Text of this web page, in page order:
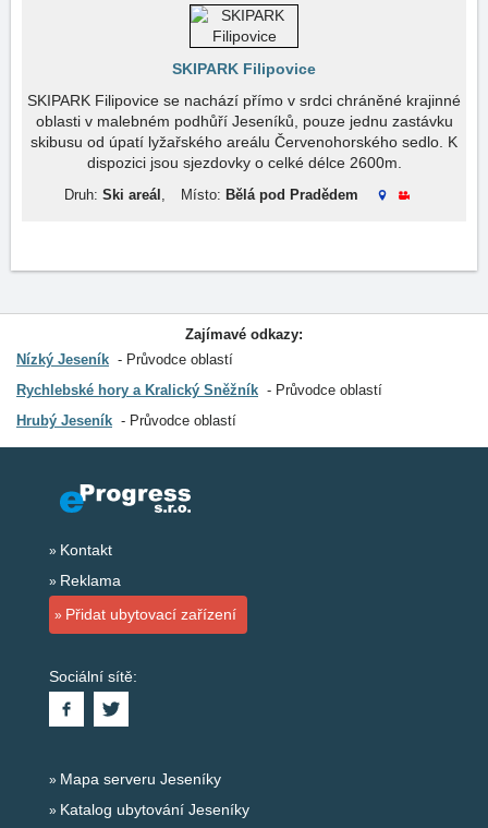
SKIPARK Filipovice
SKIPARK Filipovice se nachází přímo v srdci chráněné krajinné
oblasti v malebném podhůří Jeseníků, pouze jednu zastávku
skibusu od úpatí lyžařského areálu Červenohorského sedlo. K
dispozici jsou sjezdovky o celké délce 2600m.
Druh: Ski areál , Místo: Bělá pod Pradědem
Zajímavé odkazy:
Nízký Jeseník
Průvodce oblastí
Rychlebské hory a Kralický Sněžník
Průvodce oblastí
Hrubý Jeseník
Průvodce oblastí
Kontakt
Reklama
Přidat ubytovací zařízení
Sociální sítě:
Mapa serveru Jeseníky
Katalog ubytování Jeseníky